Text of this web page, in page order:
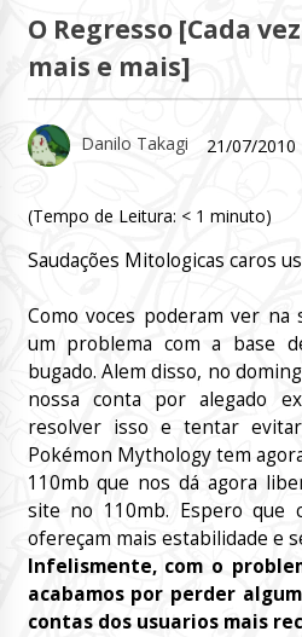
O Regresso [Cada
mais e mais]
Danilo Takagi 21/07/2010
(Tempo de Leitura: < 1 minuto)
Saudações Mitologicas caros
Como voces poderam ver na
um problema com a base
bugado. Alem disso, no
nossa conta por alegado
resolver isso e tentar
Pokémon Mythology tem
110mb que nos dá agora
site no 110mb. Espero que
ofereçam mais estabilidade e
Infelismente, com o
acabamos por perder
contas dos usuarios mais